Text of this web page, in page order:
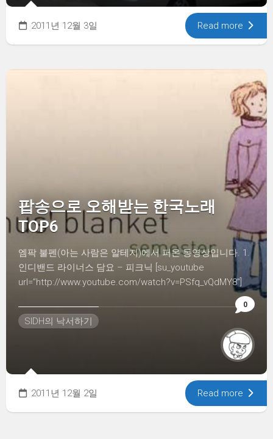
2011년 12월 3일 Read more
0
팝송으로 오해받는 한국노래
TOP6
엠팍 불펜(아는 사람은 알테지)에서 퍼온 동영상입니다. 1.
인디밴드 라이너스 담요 – 피크닉 [su_youtube
url=”http://www.youtube.com/watch?v=PSfq_vQdMY8″]
SIDH의 낙서하기
2011년 12월 2일 Read more